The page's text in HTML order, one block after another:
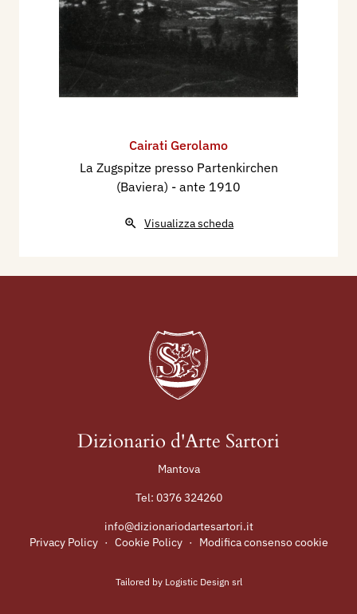
Cairati Gerolamo
La Zugspitze presso Partenkirchen
(Baviera) - ante 1910
Visualizza scheda
Dizionario d'Arte Sartori
Mantova
Tel: 0376 324260
info@dizionariodartesartori.it
Privacy Policy · Cookie Policy · Modifica consenso cookie
Tailored by Logistic Design srl